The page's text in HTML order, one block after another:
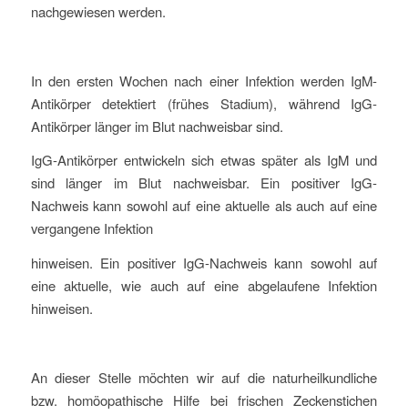
nachgewiesen werden.
In den ersten Wochen nach einer Infektion werden IgM-
Antikörper detektiert (frühes Stadium), während IgG-
Antikörper länger im Blut nachweisbar sind.
IgG-Antikörper entwickeln sich etwas später als IgM und
sind länger im Blut nachweisbar. Ein positiver IgG-
Nachweis kann sowohl auf eine aktuelle als auch auf eine
vergangene Infektion
hinweisen. Ein positiver IgG-Nachweis kann sowohl auf
eine aktuelle, wie auch auf eine abgelaufene Infektion
hinweisen.
An dieser Stelle möchten wir auf die naturheilkundliche
bzw. homöopathische Hilfe bei frischen Zeckenstichen